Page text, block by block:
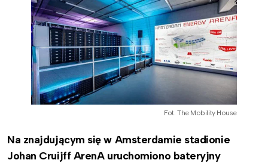
Fot. The Mobility House
Na znajdującym się w Amsterdamie stadionie
Johan Cruijff ArenA uruchomiono bateryjny